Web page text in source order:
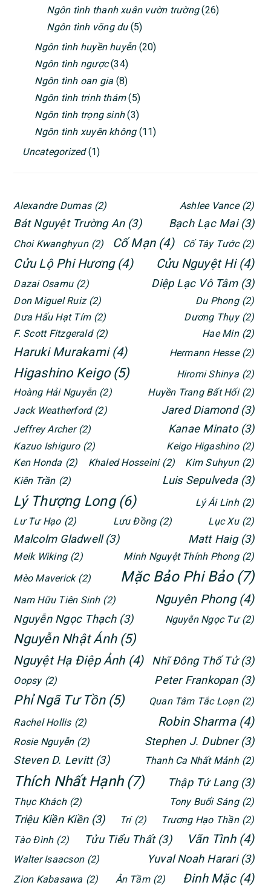
Ngôn tình thanh xuân vườn trường(26)
Ngôn tình võng du(5)
Ngôn tình huyền huyễn(20)
Ngôn tình ngược(34)
Ngôn tình oan gia (8)
Ngôn tình trinh thám(5)
Ngôn tình trọng sinh(3)
Ngôn tình xuyên không(11)
Uncategorized(1)
Alexandre Dumas (2) Ashlee Vance (2)
Bát Nguyệt Trường An (3) Bạch Lạc Mai (3)
Choi Kwanghyun (2) Cố Mạn (4) Cố Tây Tước (2)
Cửu Lộ Phi Hương (4) Cửu Nguyệt Hi (4)
Dazai Osamu (2) Diệp Lạc Vô Tâm (3)
Don Miguel Ruiz (2) Du Phong (2)
Dưa Hấu Hạt Tím (2) Dương Thụy (2)
F. Scott Fitzgerald (2) Hae Min (2)
Haruki Murakami (4) Hermann Hesse (2)
Higashino Keigo (5) Hiromi Shinya (2)
Hoàng Hải Nguyễn (2) Huyền Trang Bất Hối (2)
Jack Weatherford (2) Jared Diamond (3)
Jeffrey Archer (2) Kanae Minato (3)
Kazuo Ishiguro (2) Keigo Higashino (2)
Ken Honda (2) Khaled Hosseini (2) Kim Suhyun (2)
Kiên Trần (2) Luis Sepulveda (3)
Lý Thượng Long (6) Lý Ái Linh (2)
Lư Tư Hạo (2) Lưu Đồng (2) Lục Xu (2)
Malcolm Gladwell (3) Matt Haig (3)
Meik Wiking (2) Minh Nguyệt Thính Phong (2)
Mèo Maverick (2) Mặc Bảo Phi Bảo (7)
Nam Hữu Tiên Sinh (2) Nguyên Phong (4)
Nguyễn Ngọc Thạch (3) Nguyễn Ngọc Tư (2)
Nguyễn Nhật Ánh (5)
Nguyệt Hạ Điệp Ảnh (4) Nhĩ Đông Thố Tử (3)
Oopsy (2) Peter Frankopan (3)
Phỉ Ngã Tư Tồn (5) Quan Tâm Tắc Loạn (2)
Rachel Hollis (2) Robin Sharma (4)
Rosie Nguyễn (2) Stephen J. Dubner (3)
Steven D. Levitt (3) Thanh Ca Nhất Mảnh (2)
Thích Nhất Hạnh (7) Thập Tứ Lang (3)
Thục Khách (2) Tony Buổi Sáng (2)
Triệu Kiền Kiền (3) Trí (2) Trương Hạo Thần (2)
Tào Đình (2) Tửu Tiểu Thất (3) Vãn Tình (4)
Walter Isaacson (2) Yuval Noah Harari (3)
Zion Kabasawa (2) Ân Tầm (2) Đinh Mặc (4)